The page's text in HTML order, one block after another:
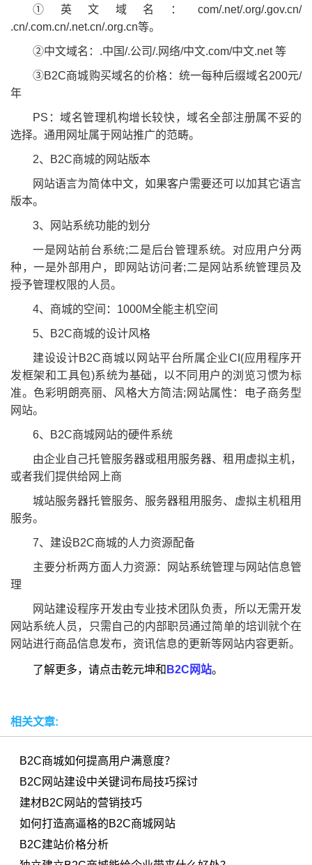
①英文域名：com/.net/.org/.gov.cn/
.cn/.com.cn/.net.cn/.org.cn等。
②中文域名：.中国/.公司/.网络/中文.com/中文.net 等
③B2C商城购买域名的价格：统一每种后缀域名200元/
年
PS：域名管理机构增长较快，域名全部注册属不妥的
选择。通用网址属于网站推广的范畴。
2、B2C商城的网站版本
网站语言为简体中文，如果客户需要还可以加其它语言
版本。
3、网站系统功能的划分
一是网站前台系统;二是后台管理系统。对应用户分两
种，一是外部用户，即网站访问者;二是网站系统管理员及
授予管理权限的人员。
4、商城的空间：1000M全能主机空间
5、B2C商城的设计风格
建设设计B2C商城以网站平台所属企业CI(应用程序开
发框架和工具包)系统为基础，以不同用户的浏览习惯为标
准。色彩明朗亮丽、风格大方简洁;网站属性：电子商务型
网站。
6、B2C商城网站的硬件系统
由企业自己托管服务器或租用服务器、租用虚拟主机，
或者我们提供给网上商
城站服务器托管服务、服务器租用服务、虚拟主机租用
服务。
7、建设B2C商城的人力资源配备
主要分析两方面人力资源：网站系统管理与网站信息管
理
网站建设程序开发由专业技术团队负责，所以无需开发
网站系统人员，只需自己的内部职员通过简单的培训就个在
网站进行商品信息发布，资讯信息的更新等网站内容更新。
了解更多，请点击乾元坤和 B2C网站。
相关文章:
B2C商城如何提高用户满意度？
B2C网站建设中关键词布局技巧探讨
建材B2C网站的营销技巧
如何打造高逼格的B2C商城网站
B2C建站价格分析